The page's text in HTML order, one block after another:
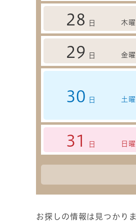
28 日 木曜
29 日 金曜
30 日 土
31 日 日
お探しの情報は見つかり